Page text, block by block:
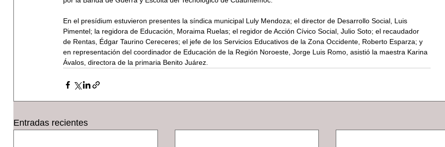
En el presídium estuvieron presentes la síndica municipal Luly Mendoza; el director de Desarrollo Social, Luis
Pimentel; la regidora de Educación, Moraima Ruelas; el regidor de Acción Cívico Social, Julio Soto; el recaudador
de Rentas, Édgar Taurino Cereceres; el jefe de los Servicios Educativos de la Zona Occidente, Roberto Esparza; y
en representación del coordinador de Educación de la Región Noroeste, Jorge Luis Romo, asistió la maestra Karina
Ávalos, directora de la primaria Benito Juárez.
Entradas recientes